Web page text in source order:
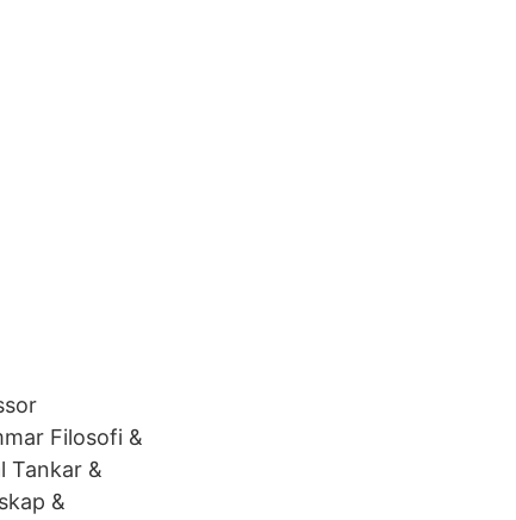
Filosofi &
Tankar &
&